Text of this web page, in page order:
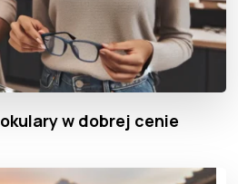
w dobrej cenie